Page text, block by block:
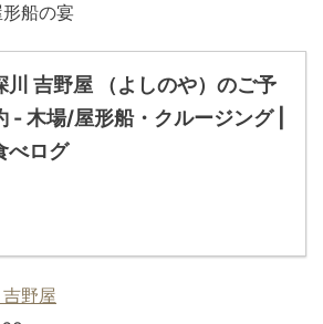
船の宴
川 吉野屋 （よしのや）のご予
- 木場/屋形船・クルージング |
べログ
野屋